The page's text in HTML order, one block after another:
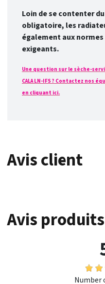
Loin de se contenter
obligatoire, les
également aux
exigeants.
Une question sur le sèche-
CALA LN-IFS ? Contactez nos
en cliquant ici.
Avis client
Avis produits
Number